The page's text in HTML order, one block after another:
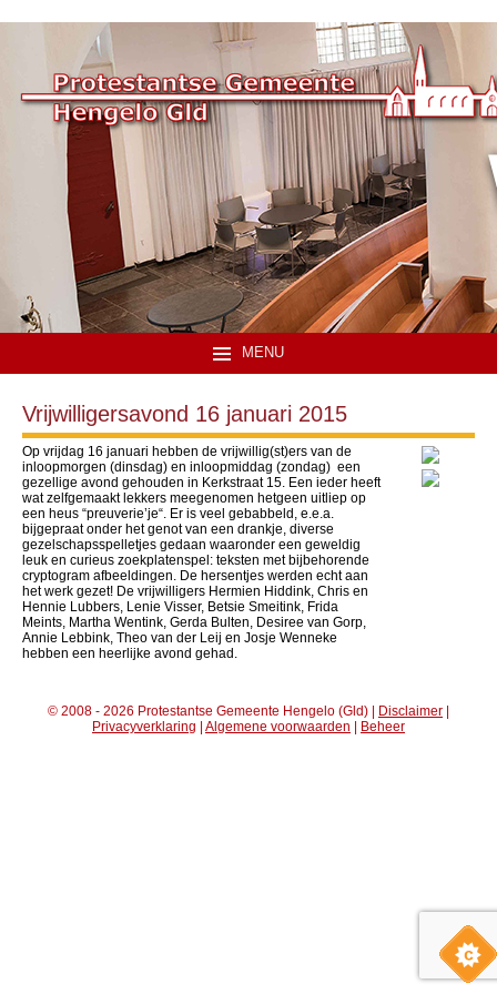
MENU
Vrijwilligersavond 16 januari 2015
Op vrijdag 16 januari hebben de vrijwillig(st)ers van de
inloopmorgen (dinsdag) en inloopmiddag (zondag) een
gezellige avond gehouden in Kerkstraat 15. Een ieder heeft
wat zelfgemaakt lekkers meegenomen hetgeen uitliep op
een heus “preuverie’je“. Er is veel gebabbeld, e.e.a.
bijgepraat onder het genot van een drankje, diverse
gezelschapsspelletjes gedaan waaronder een geweldig
leuk en curieus zoekplatenspel: teksten met bijbehorende
cryptogram afbeeldingen. De hersentjes werden echt aan
het werk gezet! De vrijwilligers Hermien Hiddink, Chris en
Hennie Lubbers, Lenie Visser, Betsie Smeitink, Frida
Meints, Martha Wentink, Gerda Bulten, Desiree van Gorp,
Annie Lebbink, Theo van der Leij en Josje Wenneke
hebben een heerlijke avond gehad.
© 2008 - 2026 Protestantse Gemeente Hengelo (Gld) | Disclaimer |
Privacyverklaring | Algemene voorwaarden | Beheer